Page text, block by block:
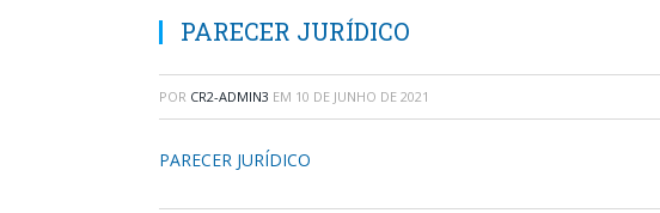
PARECER JURÍDICO
POR CR2-ADMIN3 EM 10 DE JUNHO DE 2021
PARECER JURÍDICO